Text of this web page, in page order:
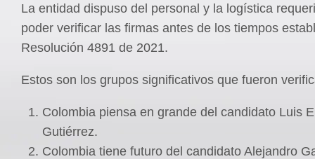
La entidad dispuso del personal y la logística
poder verificar las firmas antes de los tiempos
Resolución 4891 de 2021.
Estos son los grupos significativos que fueron
Colombia piensa en grande del candidato Luis
Gutiérrez.
Colombia tiene futuro del candidato Alejandro